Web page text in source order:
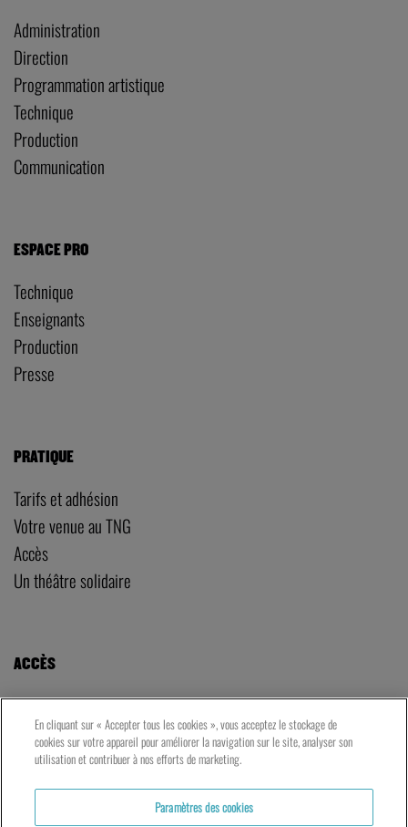
Administration
Direction
Programmation artistique
Technique
Production
Communication
ESPACE PRO
Technique
Enseignants
Production
Presse
PRATIQUE
Tarifs et adhésion
Votre venue au TNG
Accès
Un théâtre solidaire
ACCÈS
LE TNG – VAISE
23 rue de Bourgogne – Lyon 9ème
LES ATELIERS – PRESQU’ÎLE
5 rue du Petit David – Lyon 2ème
En cliquant sur « Accepter tous les cookies », vous acceptez le stockage de
cookies sur votre appareil pour améliorer la navigation sur le site, analyser son
utilisation et contribuer à nos efforts de marketing.
Paramètres des cookies